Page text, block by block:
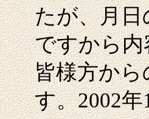
たが、月
ですから
皆様方か
す。2002